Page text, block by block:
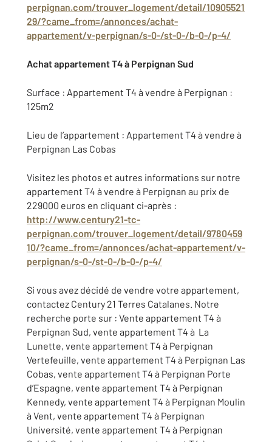
perpignan.com/trouver_logement/detail/10905521
29/?came_from=/annonces/achat-
appartement/v-perpignan/s-0-/st-0-/b-0-/p-4/
Achat appartement T4 à Perpignan Sud
Surface : Appartement T4 à vendre à Perpignan :
125m2
Lieu de l’appartement : Appartement T4 à vendre à
Perpignan Las Cobas
Visitez les photos et autres informations sur notre
appartement T4 à vendre à Perpignan au prix de
229000 euros en cliquant ci-après :
http://www.century21-tc-
perpignan.com/trouver_logement/detail/9780459
10/?came_from=/annonces/achat-appartement/v-
perpignan/s-0-/st-0-/b-0-/p-4/
Si vous avez décidé de vendre votre appartement,
contactez Century 21 Terres Catalanes. Notre
recherche porte sur : Vente appartement T4 à
Perpignan Sud, vente appartement T4 à La
Lunette, vente appartement T4 à Perpignan
Vertefeuille, vente appartement T4 à Perpignan Las
Cobas, vente appartement T4 à Perpignan Porte
d’Espagne, vente appartement T4 à Perpignan
Kennedy, vente appartement T4 à Perpignan Moulin
à Vent, vente appartement T4 à Perpignan
Université, vente appartement T4 à Perpignan